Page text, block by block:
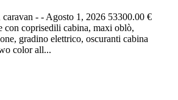
- - Agosto 1, 2026 53300.00 €
con coprisedili cabina, maxi oblò,
gradino elettrico, oscuranti cabina
color all...